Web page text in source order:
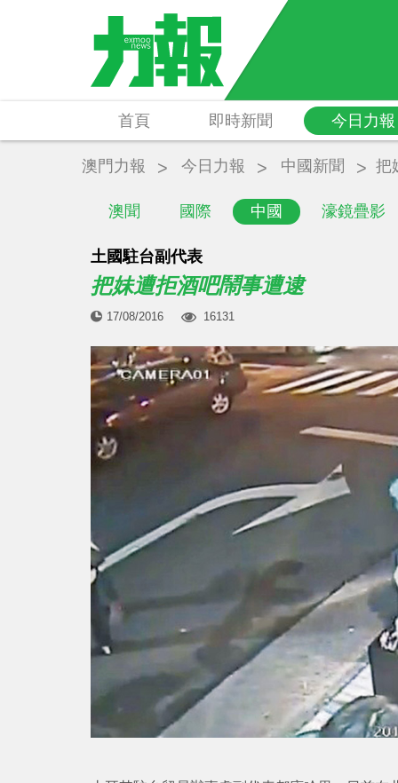
首頁 即時新聞 今日力報
澳聞 國際 中國 濠鏡疊影
澳門力報 今日力報 中國新聞 把
土國駐台副代表
把妹遭拒酒吧鬧事遭逮
17/08/2016 16131